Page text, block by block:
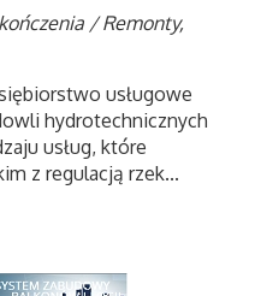
/ Remonty,
usługowe
hydrotechnicznych
usług, które
z regulacją rzek...